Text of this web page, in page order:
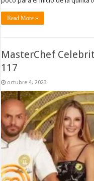
Read More »
MasterChef
117
octubre 4, 2023